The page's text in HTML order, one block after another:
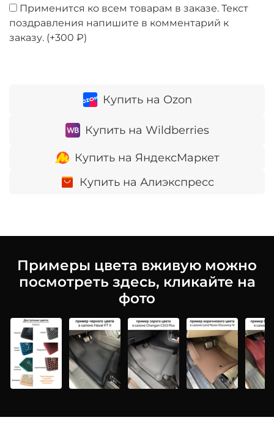
Купить на Ozon
Купить на Wildberries
Купить на ЯндексМаркет
Купить на Алиэкспресс
Применится ко всем товарам в заказе. Текст
поздравления напишите в комментарий к
заказу. (+300 ₽)
Примеры цвета вживую можно
посмотреть здесь, кликайте на
фото